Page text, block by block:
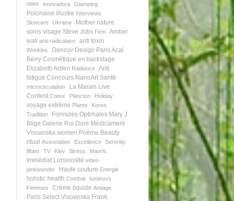
rides innovadora Glamping
Polonaise illustre Interviews
Skincare
Ukraine
Mother nature
soins visage Steve Jobs Firm Amber
wall
anti-radicalaire anti toxin
Wrinkles Dencov Design ParisAcai
Berry Cosmétique en backstage
Elizabeth Arden Radiance Anti
fatigue Concours NanoArt Santé
microcirculation La Marais Live
Content Coeur Plancton Holiday
voyage extrême Plante
Korea
Tradition
Formules Optimales Mary J
Blige Galerie Roi Dore Médicament
Visoanska women Poème Beauty
ritual Association Excellence
Serenity
liftant
TV Kiev Stress Maoris
Immédiat Luminosité video
pinkwonder
Haute couture Energie
holistic health Combat
luminovs
Femmes
Crème liquide Antiage
Paris Select Visoanska Frank